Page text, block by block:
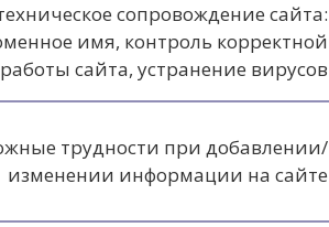
сопровождение сайта:
имя, контроль корректной
работы сайта, устранение вирусов
трудности при добавлении/
изменении информации на сайте